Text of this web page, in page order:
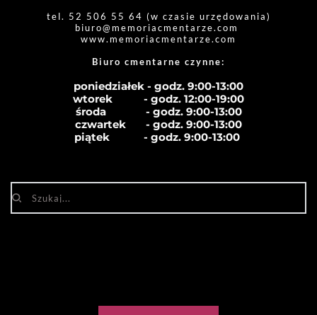
tel. 52 506 55 64 (w czasie urzędowania)
biuro@memoriacmentarze.com
www.memoriacmentarze.com
Biuro cmentarne czynne:
poniedziałek - godz. 9:00-13:00
wtorek           - godz. 12:00-19:00
środa              - godz. 9:00-13:00
czwartek       - godz. 9:00-13:00
piątek            - godz. 9:00-13:00